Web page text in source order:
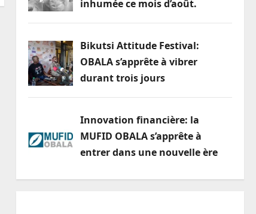
inhumée ce mois d’août.
Bikutsi Attitude Festival:
OBALA s’apprête à vibrer
durant trois jours
Innovation financière: la
MUFID OBALA s’apprête à
entrer dans une nouvelle ère